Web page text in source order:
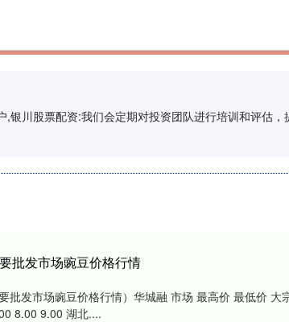
川股票配资:我们会定期对投资团队进行培训和评估
批发市场豌豆价格行情
批发市场豌豆价格行情）华城融 市场 最高价 最低价 大
8.00 9.00 湖北....